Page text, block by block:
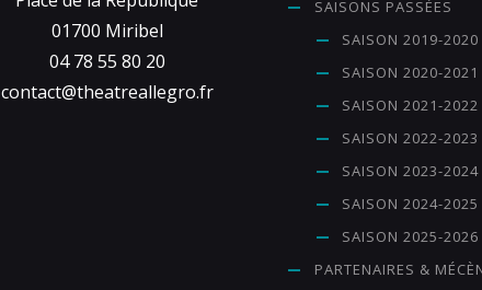
01700 Miribel
04 78 55 80 20
contact@theatreallegro.fr
SAISONS PASSÉES
SAISON 2019-2020
SAISON 2020-2021
SAISON 2021-2022
SAISON 2022-2023
SAISON 2023-2024
SAISON 2024-2025
SAISON 2025-2026
PARTENAIRES &